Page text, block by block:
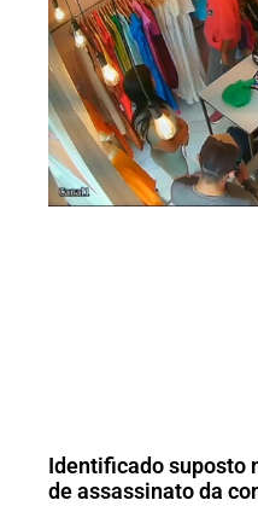
Identificado suposto
de assassinato da